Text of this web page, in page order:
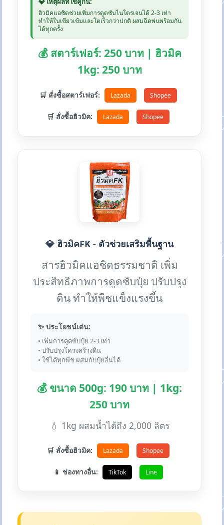
ฮิวมิคแอซิดช่วยเพิ่มการดูดซับไนโตรเจนได้ 2-3 เท่า
ทำให้ใบเขียวเข้มและโตเร็วกว่าปกติ ผสมฉีดพ่นพร้อมกัน
ได้ทุกครั้ง
💰 สตาร์เฟอร์: 250 บาท | ฮิวมิค
1kg: 250 บาท
🛒 สั่งซื้อสตาร์เฟอร์: Lazada Shopee
🛒 สั่งซื้อฮิวมิค: Lazada Shopee
💎 ฮิวมิคFK - ตัวช่วยเสริมพื้นฐาน
สารฮิวมิคแอซิดธรรมชาติ เพิ่ม
ประสิทธิภาพการดูดซับปุ๋ย ปรับปรุง
ดิน ทำให้พืชแข็งแรงขึ้น
✨ ประโยชน์เด่น:
• เพิ่มการดูดซับปุ๋ย 2-3 เท่า
• ปรับปรุงโครงสร้างดิน
• ใช้ได้ทุกพืช ผสมกับปุ๋ยอื่นได้
💰 ขนาด 500g: 190 บาท | 1kg:
250 บาท
💧 1kg ผสมน้ำได้ถึง 2,000 ลิตร
🛒 สั่งซื้อฮิวมิค: Lazada Shopee
📱 ช่องทางอื่น: TikTok Line